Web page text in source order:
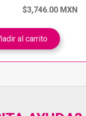
$3,746.00 MXN
al carrito